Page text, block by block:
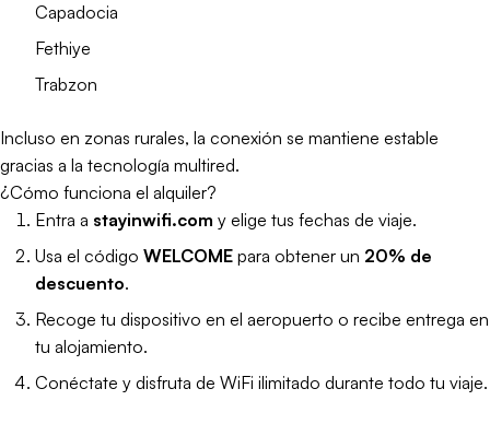
Capadocia
Fethiye
Trabzon
Incluso en zonas rurales, la conexión se mantiene estable
gracias a la tecnología multired.
¿Cómo funciona el alquiler?
Entra a stayinwifi.com y elige tus fechas de viaje.
Usa el código WELCOME para obtener un 20% de
descuento.
Recoge tu dispositivo en el aeropuerto o recibe entrega en
tu alojamiento.
Conéctate y disfruta de WiFi ilimitado durante todo tu viaje.